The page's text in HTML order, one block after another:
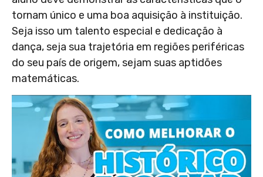
tornam único e uma boa aquisição à instituição.
Seja isso um talento especial e dedicação à
dança, seja sua trajetória em regiões periféricas
do seu país de origem, sejam suas aptidões
matemáticas.